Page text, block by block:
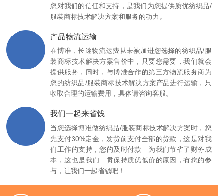
您对我们的信任和支持，是我们为您提供质优纺织品/
服装商标技术解决方案和服务的动力。
产品物流运输
在博准，长途物流运费从未被加进您选择的纺织品/服
装商标技术解决方案售价中，只要您需要，我们就会
提供服务，同时，与博准合作的第三方物流服务商为
您的纺织品/服装商标技术解决方案产品进行运输，只
收取合理的运输费用，具体请咨询客服。
我们一起来省钱
当您选择博准做纺织品/服装商标技术解决方案时，您
先支付30%定金，发货前支付全部的货款，这是对我
们工作的支持，您的及时付款，为我们节省了财务成
本，这也是我们一贯保持质优低价的原因，有您的参
与，让我们一起省钱吧！